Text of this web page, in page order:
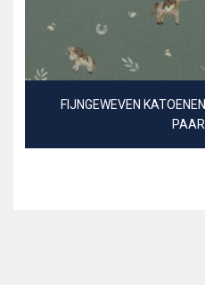
FIJNGEWEVEN